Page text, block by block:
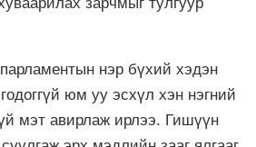
нэр бүхий хэдэн
юм уу эсхүл хэн нэгний
мэт авирлаж ирлээ. Гишүүн